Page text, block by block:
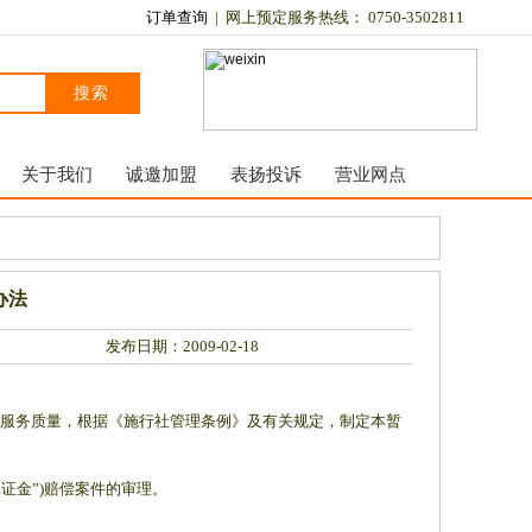
订单查询 | 网上预定服务热线： 0750-3502811
搜索
关于我们 诚邀加盟 表扬投诉 营业网点
法
发布日期：2009-02-18
务质量，根据《施行社管理条例》及有关规定，制定本暂
金”)赔偿案件的审理。